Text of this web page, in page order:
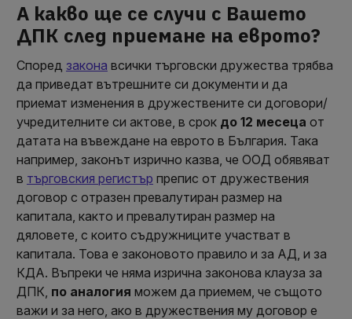
А какво ще се случи с Вашето
ДПК след приемане на еврото?
Според закона всички търговски дружества трябва
да приведат вътрешните си документи и да
приемат изменения в дружествените си договори/
учредителните си актове, в срок до 12 месеца от
датата на въвеждане на еврото в България. Така
например, законът изрично казва, че ООД обявяват
в търговския регистър препис от дружествения
договор с отразен превалутиран размер на
капитала, както и превалутиран размер на
дяловете, с които съдружниците участват в
капитала. Това е законовото правило и за АД, и за
КДА. Въпреки че няма изрична законова клауза за
ДПК, по аналогия можем да приемем, че същото
важи и за него, ако в дружествения му договор е